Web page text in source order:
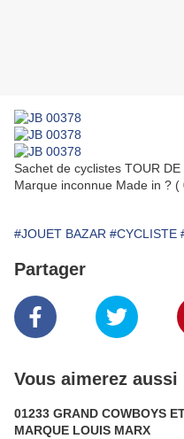
Sachet de cyclistes TOUR
Marque inconnue Made in ?
#JOUET BAZAR #CYCLISTE
Partager
Vous aimerez aussi
01233 GRAND COWBOYS
MARQUE LOUIS MARX